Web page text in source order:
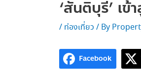
‘สันติบุรี’ เ
/ ท่องเที่ยว / By
Facebook